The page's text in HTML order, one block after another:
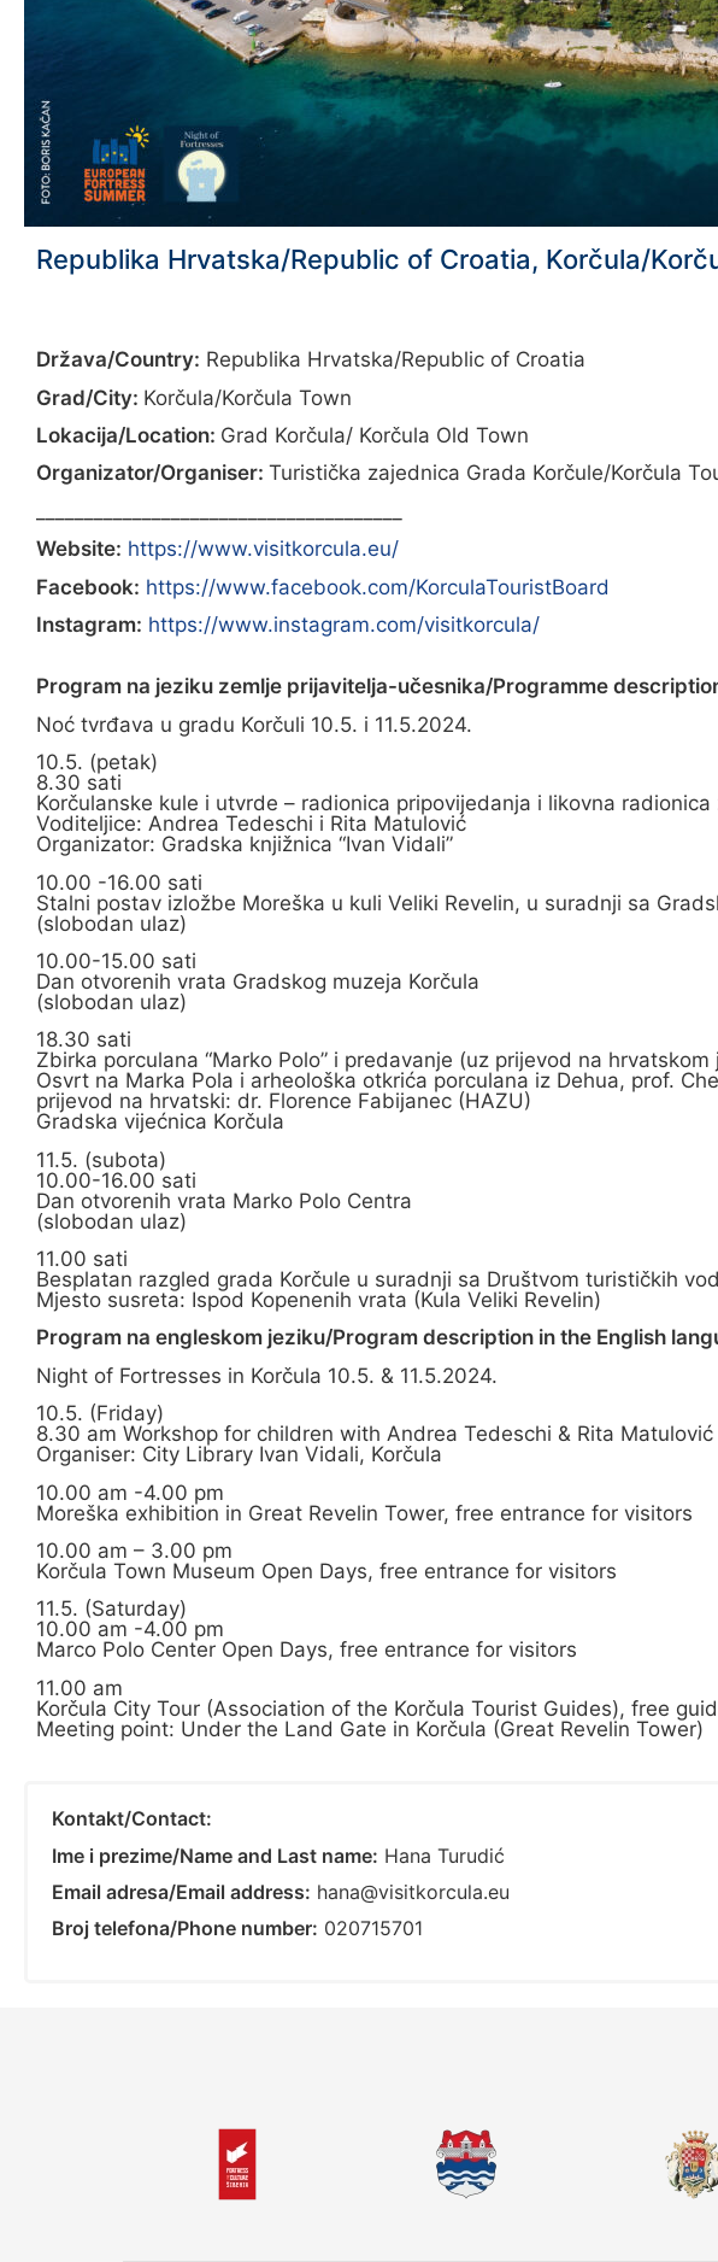
Republika Hrvatska/Republic of Croatia, Korčula/
Država/Country: Republika Hrvatska/Republic of Croatia
Grad/City: Korčula/Korčula Town
Lokacija/Location: Grad Korčula/ Korčula Old Town
Organizator/Organiser: Turistička zajednica Grada Korčule/Korčula
Website: https://www.visitkorcula.eu/
Facebook: https://www.facebook.com/KorculaTouristBoard
Instagram: https://www.instagram.com/visitkorcula/
Program na jeziku zemlje prijavitelja-učesnika/Programme
Noć tvrđava u gradu Korčuli 10.5. i 11.5.2024.
10.5. (petak)
8.30 sati
Korčulanske kule i utvrde – radionica pripovijedanja i likovna radionica
Voditeljice: Andrea Tedeschi i Rita Matulović
Organizator: Gradska knjižnica “Ivan Vidali”
10.00 -16.00 sati
Stalni postav izložbe Moreška u kuli Veliki Revelin, u suradnji sa
(slobodan ulaz)
10.00-15.00 sati
Dan otvorenih vrata Gradskog muzeja Korčula
(slobodan ulaz)
18.30 sati
Zbirka porculana “Marko Polo” i predavanje (uz prijevod na hrvatskom
Osvrt na Marka Pola i arheološka otkrića porculana iz Dehua, prof.
prijevod na hrvatski: dr. Florence Fabijanec (HAZU)
Gradska vijećnica Korčula
11.5. (subota)
10.00-16.00 sati
Dan otvorenih vrata Marko Polo Centra
(slobodan ulaz)
11.00 sati
Besplatan razgled grada Korčule u suradnji sa Društvom turističkih
Mjesto susreta: Ispod Kopenenih vrata (Kula Veliki Revelin)
Program na engleskom jeziku/Program description in the English
Night of Fortresses in Korčula 10.5. & 11.5.2024.
10.5. (Friday)
8.30 am Workshop for children with Andrea Tedeschi & Rita Matulović
Organiser: City Library Ivan Vidali, Korčula
10.00 am -4.00 pm
Moreška exhibition in Great Revelin Tower, free entrance for visitors
10.00 am – 3.00 pm
Korčula Town Museum Open Days, free entrance for visitors
11.5. (Saturday)
10.00 am -4.00 pm
Marco Polo Center Open Days, free entrance for visitors
11.00 am
Korčula City Tour (Association of the Korčula Tourist Guides), free
Meeting point: Under the Land Gate in Korčula (Great Revelin Tower)
Kontakt/Contact:
Ime i prezime/Name and Last name: Hana Turudić
Email adresa/Email address: hana@visitkorcula.eu
Broj telefona/Phone number: 020715701